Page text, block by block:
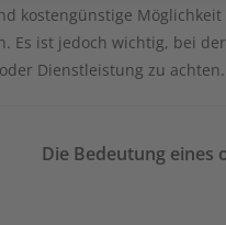
kostengünstige
Es ist jedoch wichtig, bei
Dienstleistung zu achten.
Die Bedeutung eines